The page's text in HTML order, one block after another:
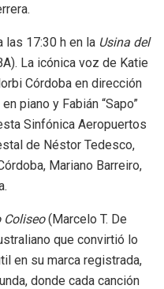
las 17:30 h en la Usina del
La icónica voz de Katie
Córdoba en dirección
piano y Fabián “Sapo”
Sinfónica Aeropuertos
de Néstor Tedesco,
Mariano Barreiro,
Coliseo(Marcelo T. De
que convirtió lo
en su marca registrada,
donde cada canción